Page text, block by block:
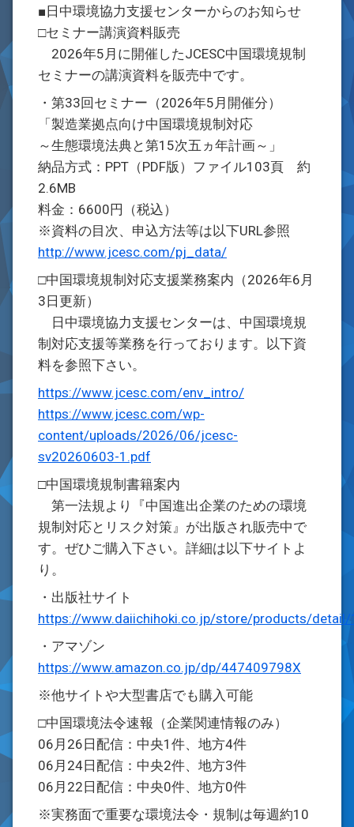
■日中環境協力支援センターからのお知らせ
□セミナー講演資料販売
2026年5月に開催したJCESC中国環境規制
セミナーの講演資料を販売中です。
・第33回セミナー（2026年5月開催分）
「製造業拠点向け中国環境規制対応
～生態環境法典と第15次五ヵ年計画～」
納品方式：PPT（PDF版）ファイル103頁 約
2.6MB
料金：6600円（税込）
※資料の目次、申込方法等は以下URL参照
http://www.jcesc.com/pj_data/
□中国環境規制対応支援業務案内（2026年6月
3日更新）
日中環境協力支援センターは、中国環境規
制対応支援等業務を行っております。以下資
料を参照下さい。
https://www.jcesc.com/env_intro/
https://www.jcesc.com/wp-
content/uploads/2026/06/jcesc-
sv20260603-1.pdf
□中国環境規制書籍案内
第一法規より『中国進出企業のための環境
規制対応とリスク対策』が出版され販売中で
す。ぜひご購入下さい。詳細は以下サイトよ
り。
・出版社サイト
https://www.daiichihoki.co.jp/store/products/
・アマゾン
https://www.amazon.co.jp/dp/447409798X
※他サイトや大型書店でも購入可能
□中国環境法令速報（企業関連情報のみ）
06月26日配信：中央1件、地方4件
06月24日配信：中央2件、地方3件
06月22日配信：中央0件、地方0件
※実務面で重要な環境法令・規制は毎週約10